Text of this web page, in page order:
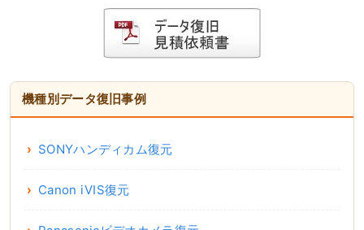
機種別データ復旧事例
SONYハンディカム復元
Canon iVIS復元